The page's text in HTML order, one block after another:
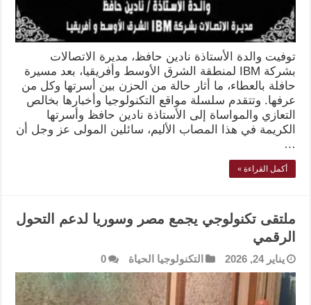
توفيت والدة الأستاذة نادين حافظ، مديرة الاتصالات
بشركة IBM لمنطقة الشرق الأوسط وأفريقيا، بعد مسيرة
حافلة بالعطاء، ما أثار حالة من الحزن بين أسرتها وكل من
عرفها. وتتقدم سلسلة مواقع التكنولوجيا وأخبارها بخالص
التعازي والمواساة إلى الأستاذة نادين حافظ وأسرتها
الكريمة في هذا المصاب الأليم، سائلين المولى عز وجل أن
…
أكمل القراءة »
ملتقى تكنولوجي يجمع مصر وسوريا لدعم التحول
الرقمي
يناير 24, 2026 التكنولوجيا الحياة 0